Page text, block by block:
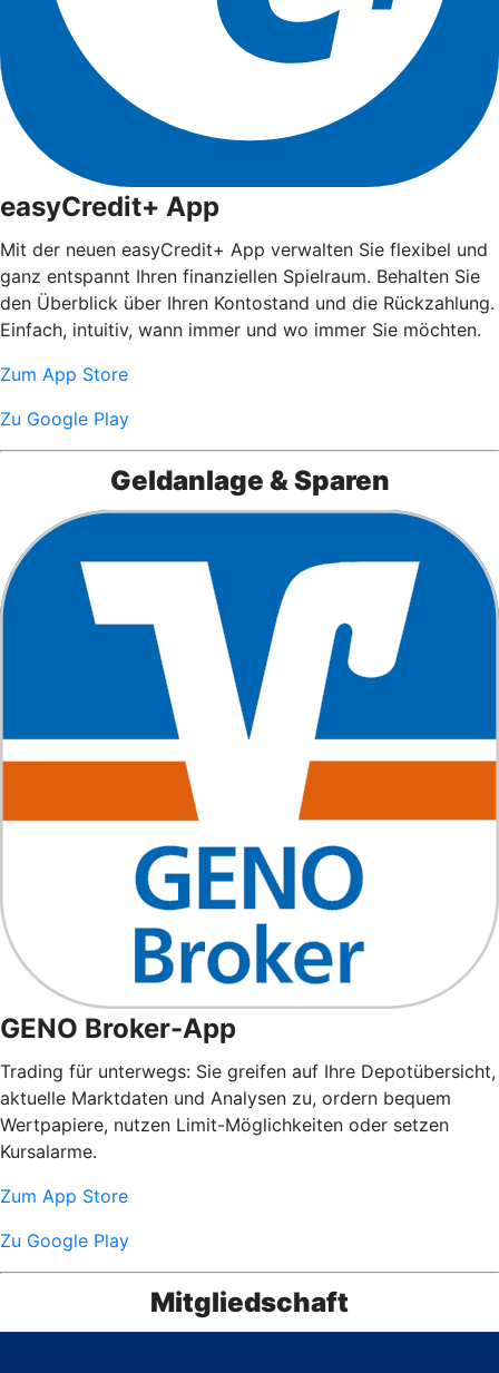
easyCredit+ App
Mit der neuen easyCredit+ App verwalten Sie flexibel und
ganz entspannt Ihren finanziellen Spielraum. Behalten Sie
den Überblick über Ihren Kontostand und die Rückzahlung.
Einfach, intuitiv, wann immer und wo immer Sie möchten.
Zum App Store
Zu Google Play
Geldanlage & Sparen
GENO Broker-App
Trading für unterwegs: Sie greifen auf Ihre Depotübersicht,
aktuelle Marktdaten und Analysen zu, ordern bequem
Wertpapiere, nutzen Limit-Möglichkeiten oder setzen
Kursalarme.
Zum App Store
Zu Google Play
Mitgliedschaft